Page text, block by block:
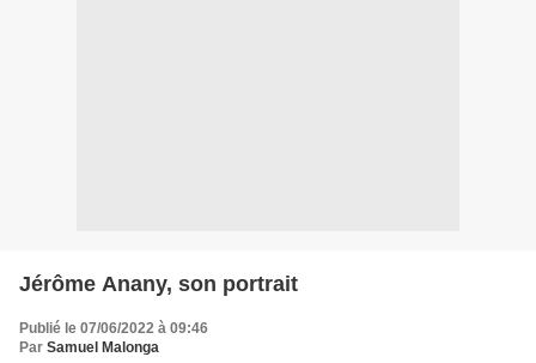
Jérôme Anany, son portrait
Publié le 07/06/2022 à 09:46
Par Samuel Malonga